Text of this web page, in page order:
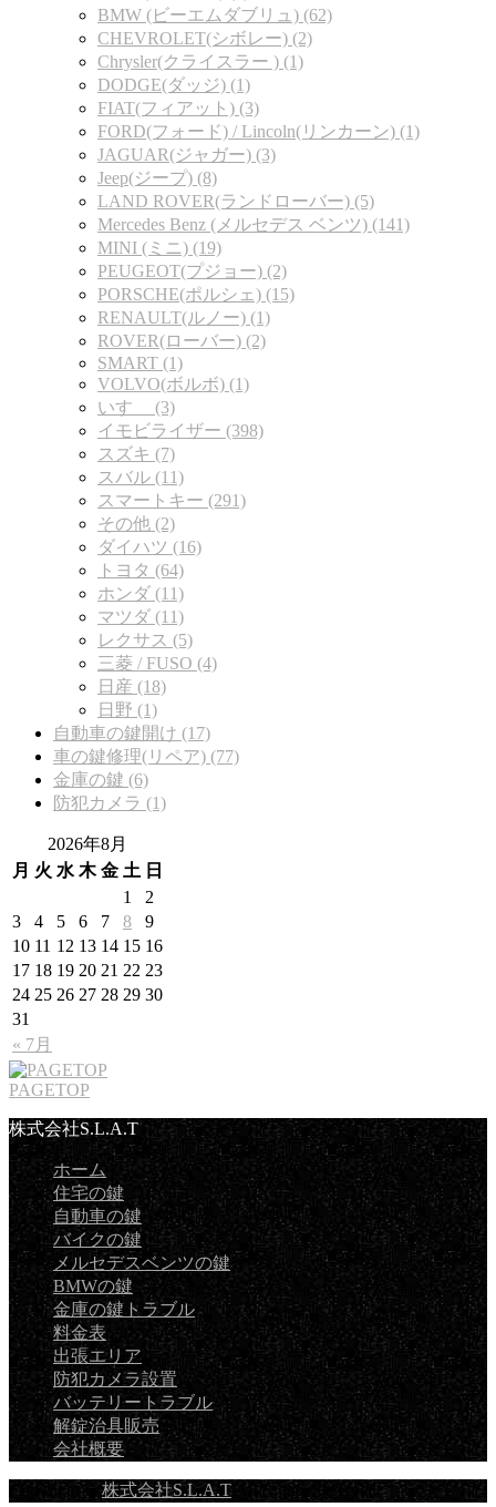
BMW (ビーエムダブリュ) (62)
CHEVROLET(シボレー) (2)
Chrysler(クライスラー ) (1)
DODGE(ダッジ) (1)
FIAT(フィアット) (3)
FORD(フォード) / Lincoln(リンカーン) (1)
JAGUAR(ジャガー) (3)
Jeep(ジープ) (8)
LAND ROVER(ランドローバー) (5)
Mercedes Benz (メルセデス ベンツ) (141)
MINI (ミニ) (19)
PEUGEOT(プジョー) (2)
PORSCHE(ポルシェ) (15)
RENAULT(ルノー) (1)
ROVER(ローバー) (2)
SMART (1)
VOLVO(ボルボ) (1)
いすゞ (3)
イモビライザー (398)
スズキ (7)
スバル (11)
スマートキー (291)
その他 (2)
ダイハツ (16)
トヨタ (64)
ホンダ (11)
マツダ (11)
レクサス (5)
三菱 / FUSO (4)
日産 (18)
日野 (1)
自動車の鍵開け (17)
車の鍵修理(リペア) (77)
金庫の鍵 (6)
防犯カメラ (1)
2026年8月
月 火 水 木 金 土 日
« 7月
1
2
3
4 5 6 7 8
9
10 11 12 13 14 15 16
17 18 19 20 21 22 23
24 25 26 27 28 29 30
31
PAGETOP
株式会社S.L.A.T
ホーム
住宅の鍵
自動車の鍵
バイクの鍵
メルセデスベンツの鍵
BMWの鍵
金庫の鍵トラブル
料金表
出張エリア
防犯カメラ設置
バッテリートラブル
解錠治具販売
会社概要
Copyright © 株式会社S.L.A.T All Rights Reserved.